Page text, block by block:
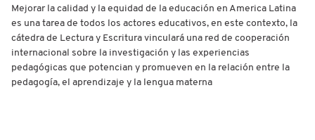
Mejorar la calidad y la equidad de la educación en America Latina
es una tarea de todos los actores educativos, en este contexto, la
cátedra de Lectura y Escritura vinculará una red de cooperación
internacional sobre la investigación y las experiencias
pedagógicas que potencian y promueven en la relación entre la
pedagogía, el aprendizaje y la lengua materna